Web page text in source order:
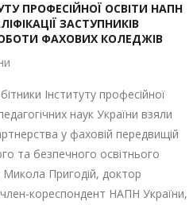
ПРОФЕСІЙНОЇ ОСВІТИ НАПН
ЗАСТУПНИКІВ
ФАХОВИХ КОЛЕДЖІВ
Інституту професійної
наук України взяли
у фаховій передвищій
та безпечного освітнього
Пригодій, доктор
кореспондент НАПН України,